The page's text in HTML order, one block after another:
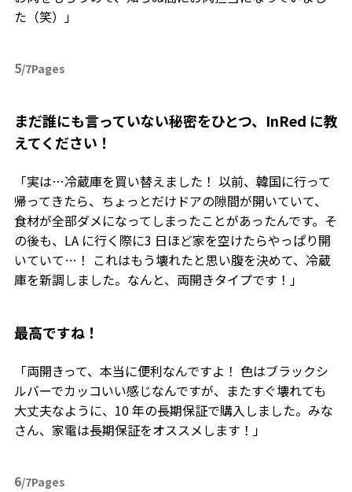
た（笑）」
5/7Pages
――まだ誰にも言っていない秘密をひとつ、InRed に教
えてください！
「実は…冷蔵庫を買い替えました！ 以前、韓国に行って
帰ってきたら、ちょっとだけドアの隙間が開いていて、
食材が全部ダメになってしまったことがあったんです。そ
の後も、LA に行く際に3 日ほど家を空けたらやっぱり開
いていて…！ これはもう壊れたと思い腹を決めて、冷蔵
庫を新調しました。なんと、両開きタイプです！」
――最高ですね！
「両開きって、本当に便利なんですよ！ 色はブラックシ
ルバーでカッコいい感じなんですが、またすぐ壊れても
大丈夫なように、10 年の長期保証で購入しました。みな
さん、家電は長期保証をオススメします！」
6/7Pages